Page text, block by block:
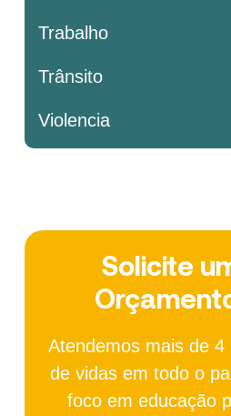
Trabalho
Trânsito
Violencia
Solicite
Atendemos mais de 4
de vidas em todo o
foco em educação